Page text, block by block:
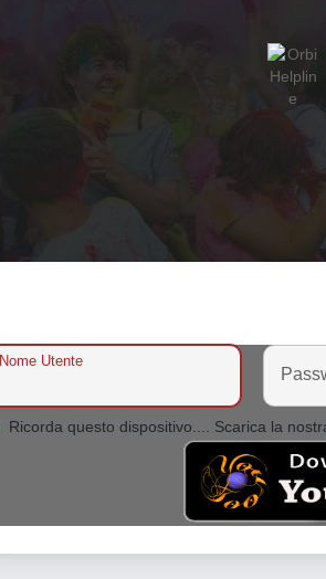
Nome Utente
Ricorda questo dispositivo.... Scarica la